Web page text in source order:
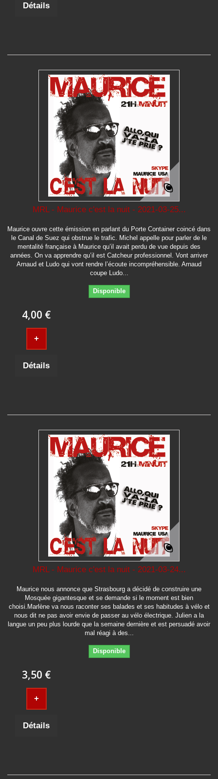
Détails
MRL - Maurice c'est la nuit - 2021-03-25...
Maurice ouvre cette émission en parlant du Porte Container coincé dans
le Canal de Suez qui obstrue le trafic. Michel appelle pour parler de le
mentalité française à Maurice qu’il avait perdu de vue depuis des
années. On va apprendre qu’il est Catcheur professionnel. Vont arriver
Arnaud et Ludo qui vont rendre l’écoute incompréhensible. Arnaud
coupe Ludo...
Disponible
4,00 €
+
Détails
MRL - Maurice c'est la nuit - 2021-03-24...
Maurice nous annonce que Strasbourg a décidé de construire une
Mosquée gigantesque et se demande si le moment est bien
choisi.Marlène va nous raconter ses balades et ses habitudes à vélo et
nous dit ne pas avoir envie de passer au vélo électrique. Julien a la
langue un peu plus lourde que la semaine dernière et est persuadé avoir
mal réagi à des...
Disponible
3,50 €
+
Détails